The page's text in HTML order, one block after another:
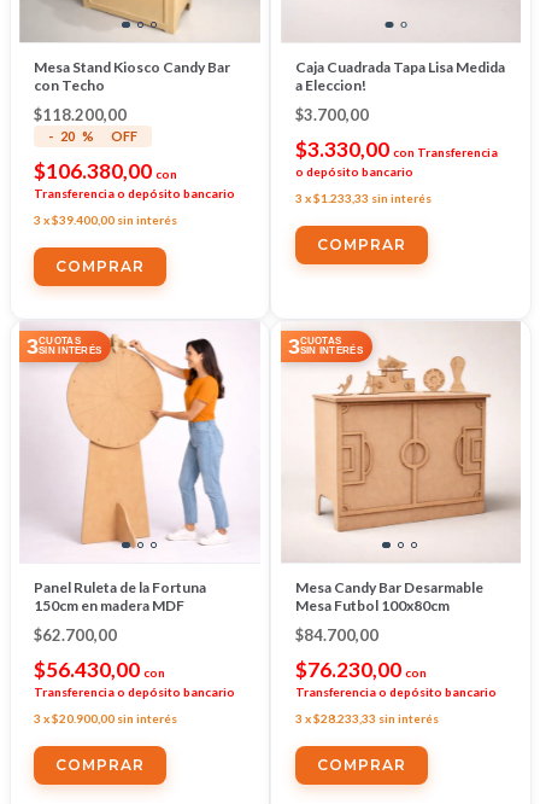
Mesa Stand Kiosco Candy Bar
con Techo
$118.200,00
- 20 % OFF
$106.380,00 con
Transferencia o depósito bancario
3 x$39.400,00 sin interés
COMPRAR
Caja Cuadrada Tapa Lisa Medida
a Eleccion!
$3.700,00
$3.330,00 con Transferencia
o depósito bancario
3 x$1.233,33 sin interés
COMPRAR
3CUOTAS
SIN INTERÉS
Panel Ruleta de la Fortuna
150cm en madera MDF
$62.700,00
$56.430,00 con
Transferencia o depósito bancario
3 x$20.900,00 sin interés
3CUOTAS
SIN INTERÉS
Mesa Candy Bar Desarmable
Mesa Futbol 100x80cm
$84.700,00
$76.230,00 con
Transferencia o depósito bancario
3 x$28.233,33 sin interés